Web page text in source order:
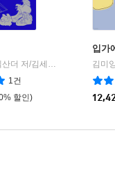
캐롤라인 알렉산더 저/김세중 역
뜨인돌
1건
할인)
입가
김미